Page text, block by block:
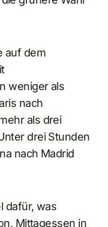
auf dem
weniger als
nach
als drei
drei Stunden
nach Madrid
dafür, was
Mittagessen in